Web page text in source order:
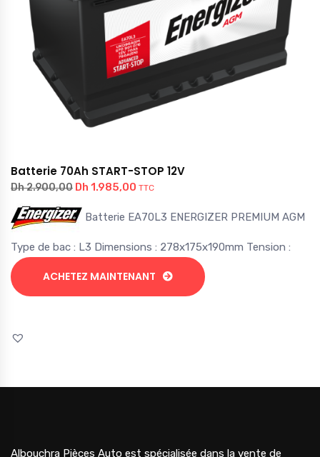
Batterie 70Ah START-STOP 12V
Dh2.900,00 Dh 1.985,00 TTC
Batterie EA70L3 ENERGIZER PREMIUM AGM
Type de bac : L3 Dimensions : 278x175x190mm Tension :
ACHETEZ MAINTENANT
Albouchra Pièces Auto est spécialisée dans la vente de